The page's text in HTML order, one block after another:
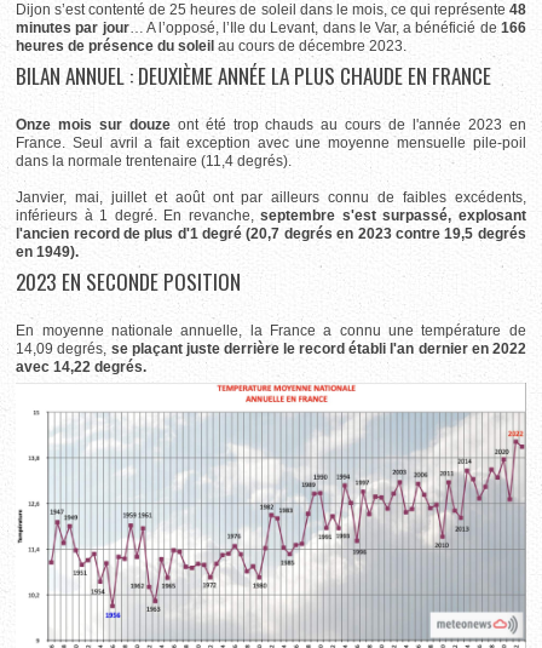
Dijon s’est contenté de 25 heures de soleil dans le mois, ce qui représente 48
minutes par jour… A l’opposé, l’Ile du Levant, dans le Var, a bénéficié de 166
heures de présence du soleil au cours de décembre 2023.
BILAN ANNUEL : DEUXIÈME ANNÉE LA PLUS CHAUDE EN FRANCE
Onze mois sur douze ont été trop chauds au cours de l'année 2023 en
France. Seul avril a fait exception avec une moyenne mensuelle pile-poil
dans la normale trentenaire (11,4 degrés).
Janvier, mai, juillet et août ont par ailleurs connu de faibles excédents,
inférieurs à 1 degré. En revanche, septembre s'est surpassé, explosant
l'ancien record de plus d'1 degré (20,7 degrés en 2023 contre 19,5 degrés
en 1949).
2023 EN SECONDE POSITION
En moyenne nationale annuelle, la France a connu une température de
14,09 degrés, se plaçant juste derrière le record établi l'an dernier en 2022
avec 14,22 degrés.